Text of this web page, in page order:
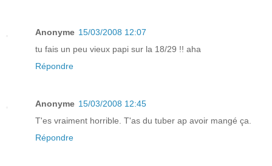
Anonyme 15/03/2008 12:07
tu fais un peu vieux papi sur la 18/29 !! aha
Répondre
Anonyme 15/03/2008 12:45
T'es vraiment horrible. T'as du tuber ap avoir mangé ça.
Répondre